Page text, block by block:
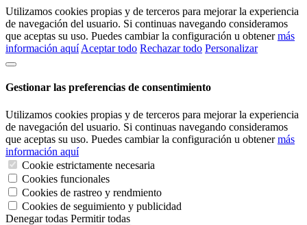
Utilizamos cookies propias y de terceros para mejorar la experiencia
de navegación del usuario. Si continuas navegando consideramos
que aceptas su uso. Puedes cambiar la configuración u obtenermás
información aquí Aceptar todo Rechazar todo Personalizar
Gestionar las preferencias de consentimiento
Utilizamos cookies propias y de terceros para mejorar la experiencia
de navegación del usuario. Si continuas navegando consideramos
que aceptas su uso. Puedes cambiar la configuración u obtenermás
información aquí
Cookie estrictamente necesaria
Cookies funcionales
Cookies de rastreo y rendmiento
Cookies de seguimiento y publicidad
Denegar todas Permitir todas